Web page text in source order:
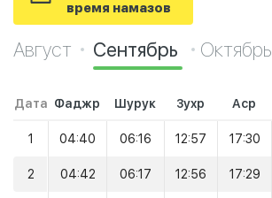
время намазов
Август Сентябрь Октябрь
Дата Фаджр Шурук Зухр Аср
1 04:40 06:16 12:57 17:30
2 04:42 06:17 12:56 17:29